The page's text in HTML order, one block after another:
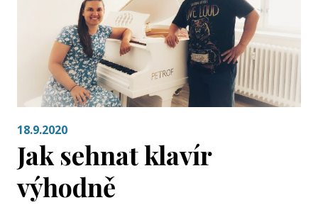
18.9.2020
Jak sehnat klavír
výhodně